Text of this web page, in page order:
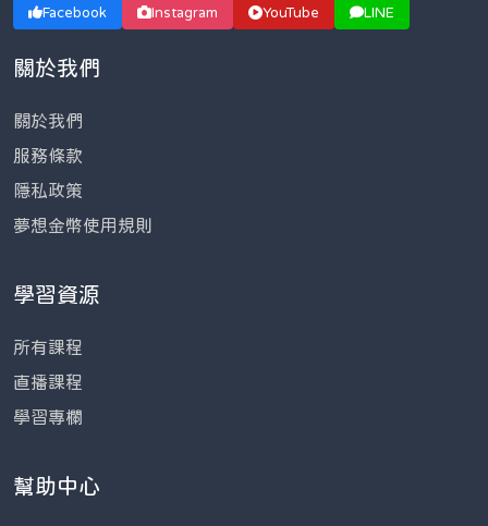
Facebook Instagram YouTube LINE
關於我們
關於我們
服務條款
隱私政策
夢想金幣使用規則
學習資源
所有課程
直播課程
學習專欄
幫助中心